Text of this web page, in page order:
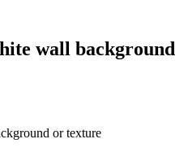
wall background
or texture